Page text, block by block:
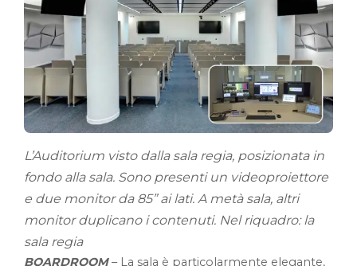
L’Auditorium visto dalla sala regia, posizionata in
fondo alla sala. Sono presenti un videoproiettore
e due monitor da 85” ai lati. A metà sala, altri
monitor duplicano i contenuti. Nel riquadro: la
sala regia
BOARDROOM– La sala è particolarmente elegante,